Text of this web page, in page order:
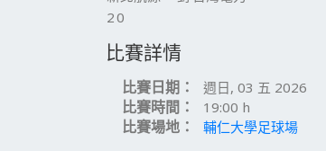
20
比賽詳情
比賽日期： 週日, 03 五 2026
比賽時間： 19:00 h
比賽場地： 輔仁大學足球場